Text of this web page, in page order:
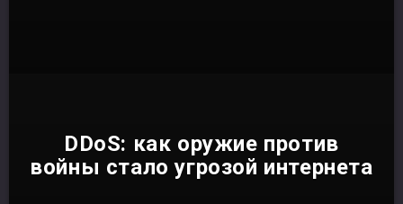
DDoS: как оружие против
войны стало угрозой интернета